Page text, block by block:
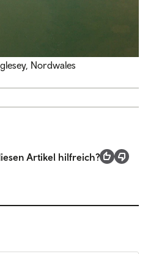
Nordwales
Artikel hilfreich?